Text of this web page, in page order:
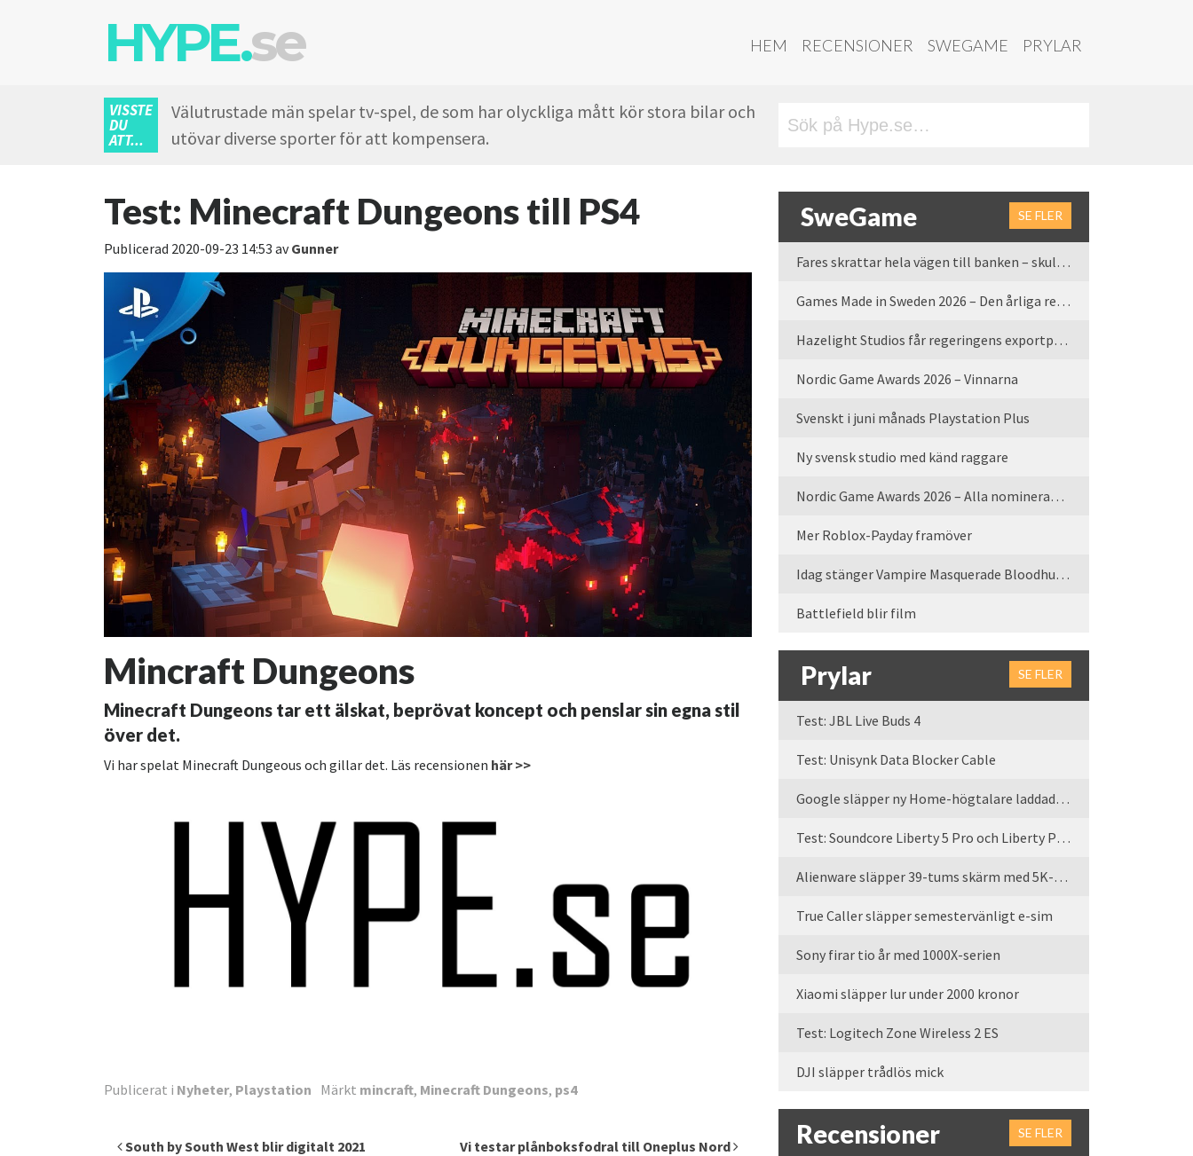
HYPE.se HEM RECENSIONER SWEGAME PRYLAR
VISSTE
DU
ATT...
Välutrustade män spelar tv-spel, de som har olyckliga mått kör stora bilar och
utövar diverse sporter för att kompensera.
Test: Minecraft Dungeons till PS4
Publicerad 2020-09-23 14:53 avGunner
Mincraft Dungeons
Minecraft Dungeons tar ett älskat, beprövat koncept och penslar sin egna stil
över det.
Vi har spelat Minecraft Dungeous och gillar det. Läs recensionen här >>
Publicerat i Nyheter, Playstation Märkt mincraft, Minecraft Dungeons, ps4
Inläggsnavigering
South by South West blir digitalt 2021 Vi testar plånboksfodral till Oneplus Nord
SweGame SE FLER
Fares skrattar hela vägen till banken – skulle vi tro
Games Made in Sweden 2026 – Den årliga rean är tillbaka
Hazelight Studios får regeringens exportpris 2025
Nordic Game Awards 2026 – Vinnarna
Svenskt i juni månads Playstation Plus
Ny svensk studio med känd raggare
Nordic Game Awards 2026 – Alla nominerade spel
Mer Roblox-Payday framöver
Idag stänger Vampire Masquerade Bloodhunt servrarna
Battlefield blir film
Prylar SE FLER
Test: JBL Live Buds 4
Test: Unisynk Data Blocker Cable
Google släpper ny Home-högtalare laddad med Gemini
Test: Soundcore Liberty 5 Pro och Liberty Pro Max
Alienware släpper 39-tums skärm med 5K-upplösning
True Caller släpper semestervänligt e-sim
Sony firar tio år med 1000X-serien
Xiaomi släpper lur under 2000 kronor
Test: Logitech Zone Wireless 2 ES
DJI släpper trådlös mick
Recensioner SE FLER